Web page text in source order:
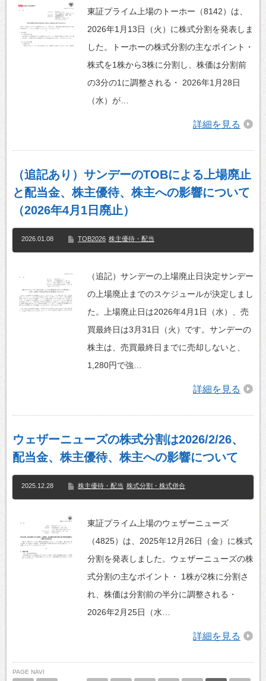
東証プライム上場のトーホー（8142）は、
2026年1月13日（火）に株式分割を発表しま
した。トーホーの株式分割の主なポイント・
株式を1株から3株に分割し、株価は分割前
の3分の1に調整される・ 2026年1月28日
（水）が…
詳細を見る
（追記あり）サンデーのTOBによる上場廃止
と配当金、株主優待、株主への影響について
（2026年4月1日廃止）
2026.01.08 TOB2026 株主優待・配当
（追記）サンデーの上場廃止日決定サンデー
の上場廃止までのスケジュールが決定しまし
た。上場廃止日は2026年4月1日（水）、売
買最終日は3月31日（火）です。サンデーの
株主は、売買最終日までに売却しないと、
1,280円で強…
詳細を見る
ウェザーニューズの株式分割は2026/2/26、
配当金、株主優待、株主への影響について
2025.12.28 株主優待・配当 株式分割・株式併合
東証プライム上場のウェザーニューズ
（4825）は、2025年12月26日（金）に株式
分割を発表しました。ウェザーニューズの株
式分割の主なポイント・ 1株が2株に分割さ
れ、株価は分割前の半分に調整される・
2026年2月25日（水…
詳細を見る
PAGE NAVI